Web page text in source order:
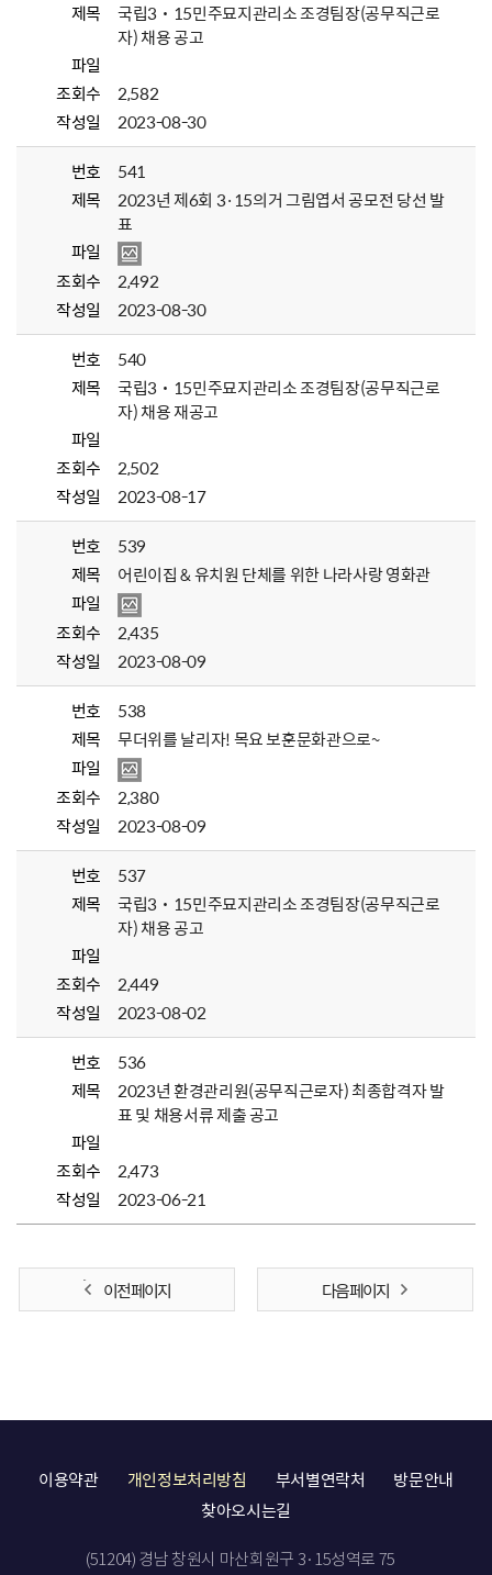
제목
국립3˙15민주묘지관리소 조경팀장(공무직근로
자) 채용 공고
파일
조회수
2,582
작성일
2023-08-30
번호
541
제목
2023년 제6회 3·15의거 그림엽서 공모전 당선 발
표
파일
조회수
2,492
작성일
2023-08-30
번호
540
제목
국립3˙15민주묘지관리소 조경팀장(공무직근로
자) 채용 재공고
파일
조회수
2,502
작성일
2023-08-17
번호
539
제목
어린이집 & 유치원 단체를 위한 나라사랑 영화관
파일
조회수
2,435
작성일
2023-08-09
번호
538
제목
무더위를 날리자! 목요 보훈문화관으로~
파일
조회수
2,380
작성일
2023-08-09
번호
537
제목
국립3˙15민주묘지관리소 조경팀장(공무직근로
자) 채용 공고
파일
조회수
2,449
작성일
2023-08-02
번호
536
제목
2023년 환경관리원(공무직근로자) 최종합격자 발
표 및 채용서류 제출 공고
파일
조회수
2,473
작성일
2023-06-21
이전 페이지 다음 페이지
이용약관 개인정보처리방침 부서별연락처
방문안내
찾아오시는길
(51204) 경남 창원시 마산회원구 3·15성역로 75